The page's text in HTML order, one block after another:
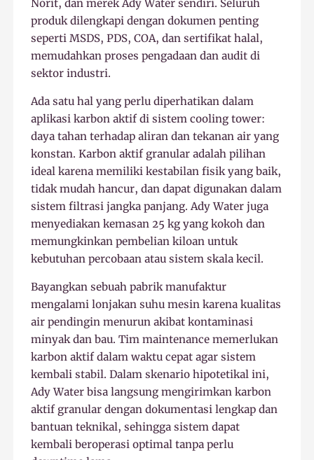
Norit, dan merek Ady Water sendiri. Seluruh
produk dilengkapi dengan dokumen penting
seperti MSDS, PDS, COA, dan sertifikat halal,
memudahkan proses pengadaan dan audit di
sektor industri.
Ada satu hal yang perlu diperhatikan dalam
aplikasi karbon aktif di sistem cooling tower:
daya tahan terhadap aliran dan tekanan air yang
konstan. Karbon aktif granular adalah pilihan
ideal karena memiliki kestabilan fisik yang baik,
tidak mudah hancur, dan dapat digunakan dalam
sistem filtrasi jangka panjang. Ady Water juga
menyediakan kemasan 25 kg yang kokoh dan
memungkinkan pembelian kiloan untuk
kebutuhan percobaan atau sistem skala kecil.
Bayangkan sebuah pabrik manufaktur
mengalami lonjakan suhu mesin karena kualitas
air pendingin menurun akibat kontaminasi
minyak dan bau. Tim maintenance memerlukan
karbon aktif dalam waktu cepat agar sistem
kembali stabil. Dalam skenario hipotetikal ini,
Ady Water bisa langsung mengirimkan karbon
aktif granular dengan dokumentasi lengkap dan
bantuan teknikal, sehingga sistem dapat
kembali beroperasi optimal tanpa perlu